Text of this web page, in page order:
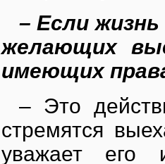
– Если
желающих
имеющих
– Это
стремятся
уважает его